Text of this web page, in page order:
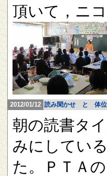
頂いて，ニ
2012/01/12 読み聞かせ と 体位
朝の読書タ
みにしてい
た。ＰＴＡの